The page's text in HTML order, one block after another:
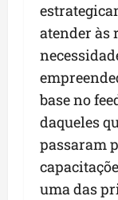
atender às
base no
daqueles
passaram
uma das